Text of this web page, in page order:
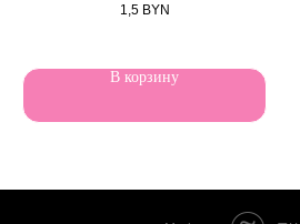
1,5 BYN
В корзину